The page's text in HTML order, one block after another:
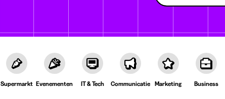
Supermarkt Evenementen IT & Tech Communicatie Marketing Business